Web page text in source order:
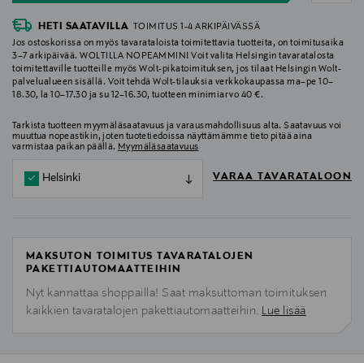
HETI SAATAVILLA TOIMITUS 1-4 ARKIPÄIVÄSSÄ
Jos ostoskorissa on myös tavarataloista toimitettavia tuotteita, on toimitusaika
3–7 arkipäivää. WOLTILLA NOPEAMMIN! Voit valita Helsingin tavaratalosta
toimitettaville tuotteille myös Wolt-pikatoimituksen, jos tilaat Helsingin Wolt-
palvelualueen sisällä. Voit tehdä Wolt-tilauksia verkkokaupassa ma–pe 10–
18.30, la 10–17.30 ja su 12–16.30, tuotteen minimiarvo 40 €.
Tarkista tuotteen myymäläsaatavuus ja varausmahdollisuus alta. Saatavuus voi
muuttua nopeastikin, joten tuotetiedoissa näyttämämme tieto pitää aina
varmistaa paikan päällä. Myymäläsaatavuus
Helsinki VARAA TAVARATALOON
MAKSUTON TOIMITUS TAVARATALOJEN
PAKETTIAUTOMAATTEIHIN
Nyt kannattaa shoppailla! Saat maksuttoman toimituksen
kaikkien tavaratalojen pakettiautomaatteihin. Lue lisää